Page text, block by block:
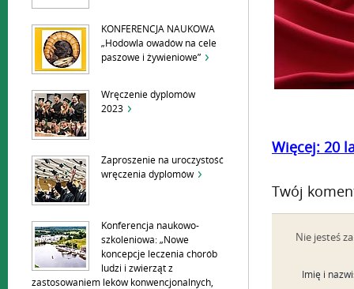
KONFERENCJA NAUKOWA
„Hodowla owadów na cele
paszowe i żywieniowe”
Wręczenie dyplomów
2023
Zaproszenie na uroczystość
wręczenia dyplomów
Konferencja naukowo-
szkoleniowa: „Nowe
koncepcje leczenia chorób
ludzi i zwierząt z
zastosowaniem leków konwencjonalnych,
Więcej: 20
Twój
Nie jesteś
Imię i